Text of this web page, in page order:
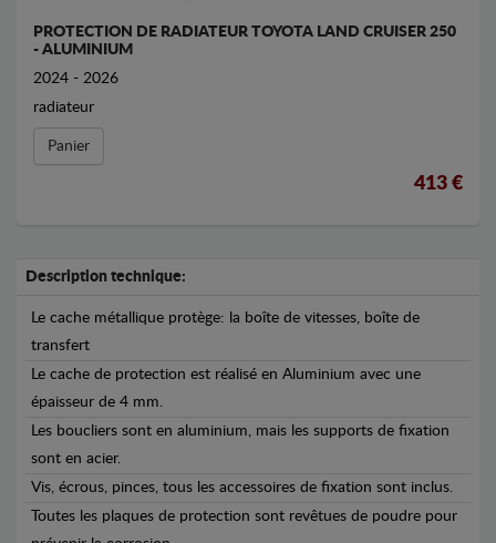
PROTECTION DE RADIATEUR TOYOTA LAND CRUISER 250
- ALUMINIUM
2024 - 2026
radiateur
Panier
413 €
Description technique:
Le cache métallique protège: la boîte de vitesses, boîte de
transfert
Le cache de protection est réalisé en Aluminium avec une
épaisseur de 4 mm.
Les boucliers sont en aluminium, mais les supports de fixation
sont en acier.
Vis, écrous, pinces, tous les accessoires de fixation sont inclus.
Toutes les plaques de protection sont revêtues de poudre pour